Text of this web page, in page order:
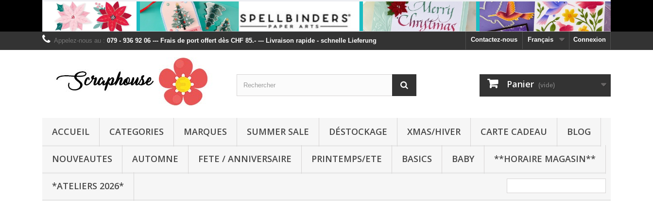
Connexion
Français
Contactez-nous
Appelez-nous au : 079 - 936 92 06 --- Frais de port offert dès CHF 85.- --- Livraison rapide - schnelle Lieferung
Panier (vide)
ACCUEIL CATEGORIES MARQUES SUMMER SALE DÉSTOCKAGE XMAS/HIVER CARTE CADEAU BLOG
NOUVEAUTES AUTOMNE FETE / ANNIVERSAIRE PRINTEMPS/ETE BASICS BABY **HORAIRE MAGASIN**
*ATELIERS 2026*